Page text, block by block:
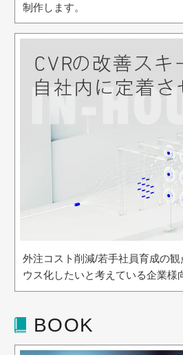
制作します。
外注コスト削減/若手社員育成の
ウス化したいと考えている企業様
BOOK